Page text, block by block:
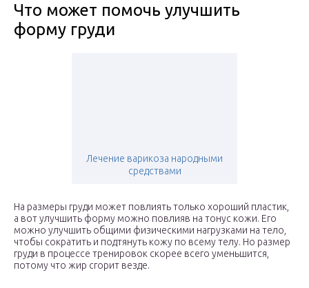
Что может помочь улучшить
форму груди
Лечение варикоза народными
средствами
На размеры груди может повлиять только хороший пластик,
а вот улучшить форму можно повлияв на тонус кожи. Его
можно улучшить общими физическими нагрузками на тело,
чтобы сократить и подтянуть кожу по всему телу. Но размер
груди в процессе тренировок скорее всего уменьшится,
потому что жир сгорит везде.